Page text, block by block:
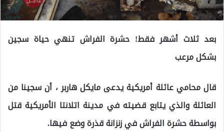
بعد ثلاث أشهر فقط! حشرة الفراش تنهي حياة سجين
بشكل مرعب
قال محامي عائلة أمريكية يدعى مايكل هاربر ، أن سجينا من
العائلة والذي يتابع قضيته في مدينة اتلانتا الأمريكية قتل
بواسطة حشرة الفراش في زنزانة قذرة وضع فيها.